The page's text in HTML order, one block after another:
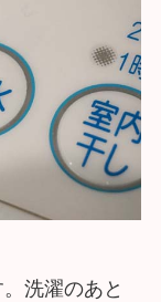
洗濯のあと